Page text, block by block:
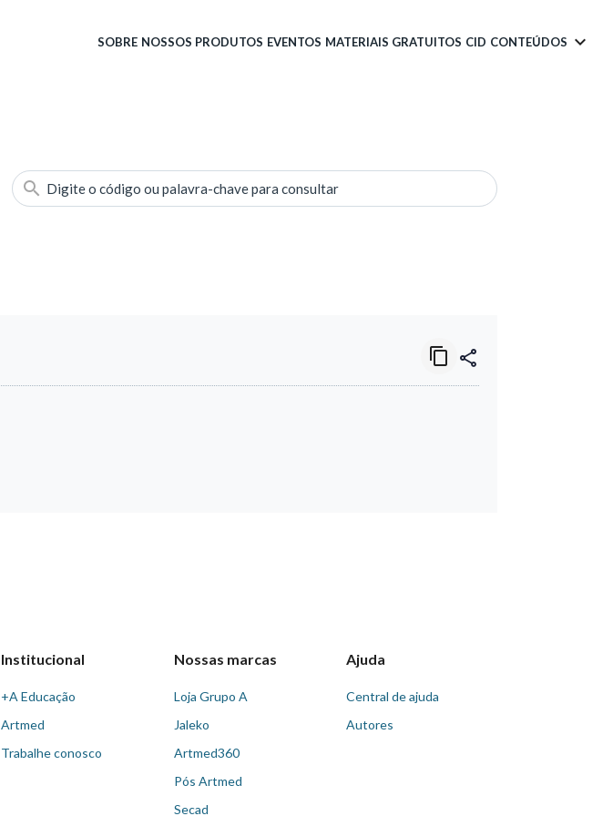
SOBRE NOSSOS PRODUTOS EVENTOS MATERIAIS GRATUITOS CID CONTEÚDOS
Digite o código ou palavra-chave para consultar
Institucional
+A Educação
Artmed
Trabalhe conosco
Nossas marcas
Loja Grupo A
Jaleko
Artmed360
Pós Artmed
Secad
Ajuda
Central de ajuda
Autores